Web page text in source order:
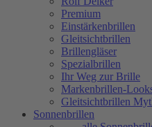
Premium
Einstärkenbrillen
Gleitsichtbrillen
Brillengläser
Spezialbrillen
Ihr Weg zur Brille
Markenbrillen-
Gleitsichtbrillen
Sonnenbrillen